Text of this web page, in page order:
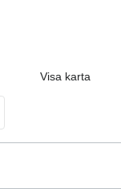
Visa karta